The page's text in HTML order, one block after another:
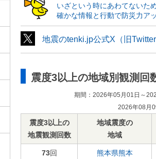
いざという時にあわてないた
確かな情報と行動で防災力ア
地震のtenki.jp公式X（旧Twitter
震度3以上の地域別観測回
期間：2026年05月01日～
2026年08月
震度3以上の
地震観測回数
地域震度の
地域
73回 熊本県熊本